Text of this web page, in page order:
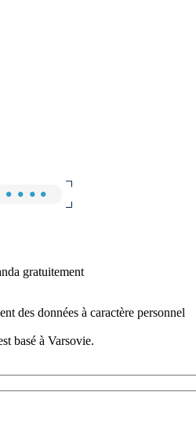
gratuitement
des données à caractère personnel
basé à Varsovie.